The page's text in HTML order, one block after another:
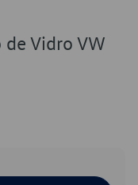
Vidro VW